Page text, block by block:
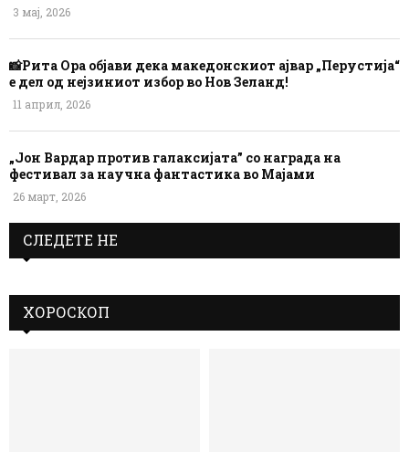
3 мај, 2026
📸Рита Ора објави дека македонскиот ајвар „Перустија“
е дел од нејзиниот избор во Нов Зеланд!
11 април, 2026
„Јон Вардар против галаксијата” со награда на
фестивал за научна фантастика во Мајами
26 март, 2026
СЛЕДЕТЕ НЕ
ХОРОСКОП